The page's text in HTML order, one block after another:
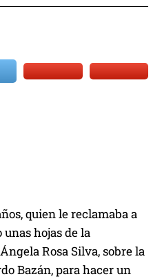
quien le reclamaba a
hojas de la
Rosa Silva, sobre la
Bazán, para hacer un